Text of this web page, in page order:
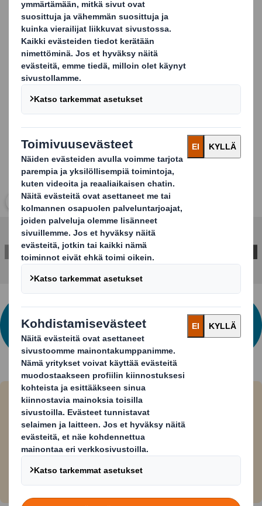
Ei perforointeja etupuolella
Ei riskiä etupuolen repeämisestä
Helppo avata ja laittaa esille
Minimoitu materiaalin käyttö
Carousel. Use previous and next buttons to move
Avaa kuva
JÄTÄ YHTEYDENOTTOPYYNTÖSI
HALUTESSASI TIETÄÄ LISÄÄ DS SMITH
DESIGN WRAPISTA
Ratkomme innovaatioiden avulla
huomisen haasteita jo nyt
Teemme sen kehittämällä tuotteita ja
palveluita, joita muuttuva maailma tarvitsee